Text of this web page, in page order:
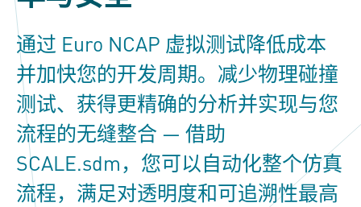
通过 Euro NCAP 虚拟测试降低成本
并加快您的开发周期。减少物理碰撞
测试、获得更精确的分析并实现与您
流程的无缝整合 — 借助
SCALE.sdm，您可以自动化整个仿真
流程，满足对透明度和可追溯性最高